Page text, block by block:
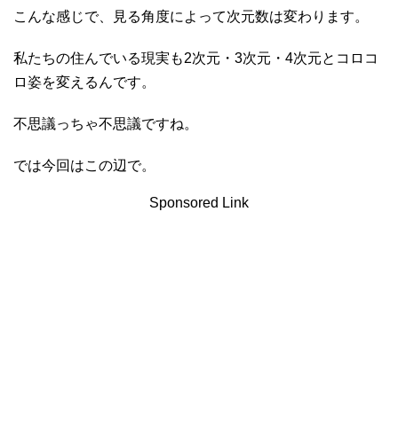
こんな感じで、見る角度によって次元数は変わります。
私たちの住んでいる現実も2次元・3次元・4次元とコロコ
ロ姿を変えるんです。
不思議っちゃ不思議ですね。
では今回はこの辺で。
Sponsored Link